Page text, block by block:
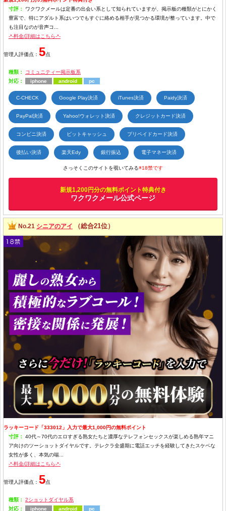
寸評：
ワクワクメールは定番の出会い系として知られていますが、掲示板の種類がとにかく
豊富で、特にアダルト系はいつでもすぐに絡める相手が見つかる環境が整っています。中で
も注目なのが音声コ...
-*-料金/詳細はこちら-*-
管理人評価点： 5点
種類：
コミュニティー掲示板系
対応：
iphone android pc
C-CHECK Google Play決済 iTunes決済 Paidy決済
PayPal決済 Yahoo!ウォレット決済 クレジットカード決済
コンビニ決済 ビットキャッシュ プリペイドカード決済
後払い決済 楽天Edy 銀行振込 電子マネー決済
さっそくこのサイトを覗いてみる※18禁です
新規1,200円分の無料ポイント特典付き
ワクワクメール公式ページ
No.21 シニアのアイ （総合21位）
ラッキーコード「333012」入力で最大1,000円の無料ポイント
寸評：
40代～70代のエロすぎる熟女たちと濃厚なテレフォンセックスが楽しめる熟年マニ
ア向けのツーショットダイヤルです。テレクラ全盛期に電話エッチを経験してきたスケベな
女性が多く、本気の喘...
-*-料金/詳細はこちら-*-
管理人評価点： 5点
種類：
2ショットダイヤル系
対応：
iphone android pc